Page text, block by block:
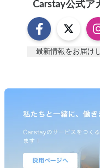
Carstay公式ア
最新情報をお届け